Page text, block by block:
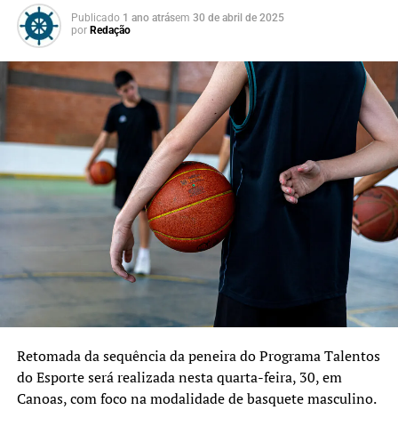
Publicado 1 ano atrásem 30 de abril de 2025
por Redação
Retomada da sequência da peneira do Programa Talentos
do Esporte será realizada nesta quarta-feira, 30, em
Canoas, com foco na modalidade de basquete masculino.